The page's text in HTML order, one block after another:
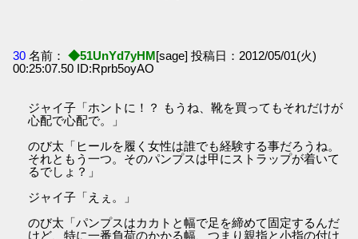
30 名前： ◆51UnYd7yHM[sage] 投稿日：2012/05/01(火)
00:25:07.50 ID:Rprb5oyAO
ジャイ子「ホントに！？ もうね、靴を買ってもそれだけが
心配で心配で。」
のび太「ヒールを履く女性は誰でも経験する事だろうね。
それともう一つ。そのパンプスは甲にストラップが着いて
るでしょ？」
ジャイ子「えぇ。」
のび太「パンプスはカカトと幅で足を締めて固定するんだ
けど、特に一番負荷のかかる幅、つまり親指と小指の付け